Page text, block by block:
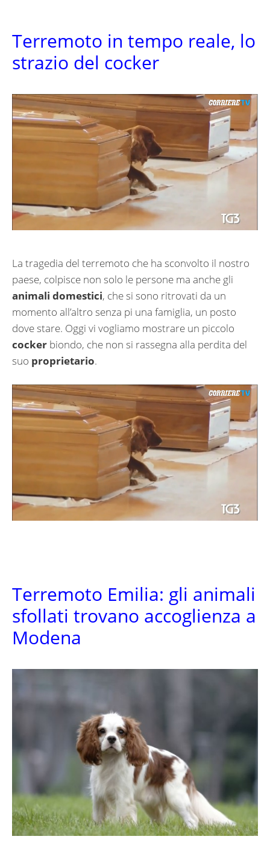
Terremoto in tempo reale, lo
strazio del cocker
La tragedia del terremoto che ha sconvolto il nostro
paese, colpisce non solo le persone ma anche gli
animali domestici, che si sono ritrovati da un
momento all’altro senza pi una famiglia, un posto
dove stare. Oggi vi vogliamo mostrare un piccolo
cocker biondo, che non si rassegna alla perdita del
suo proprietario.
Terremoto Emilia: gli animali
sfollati trovano accoglienza a
Modena